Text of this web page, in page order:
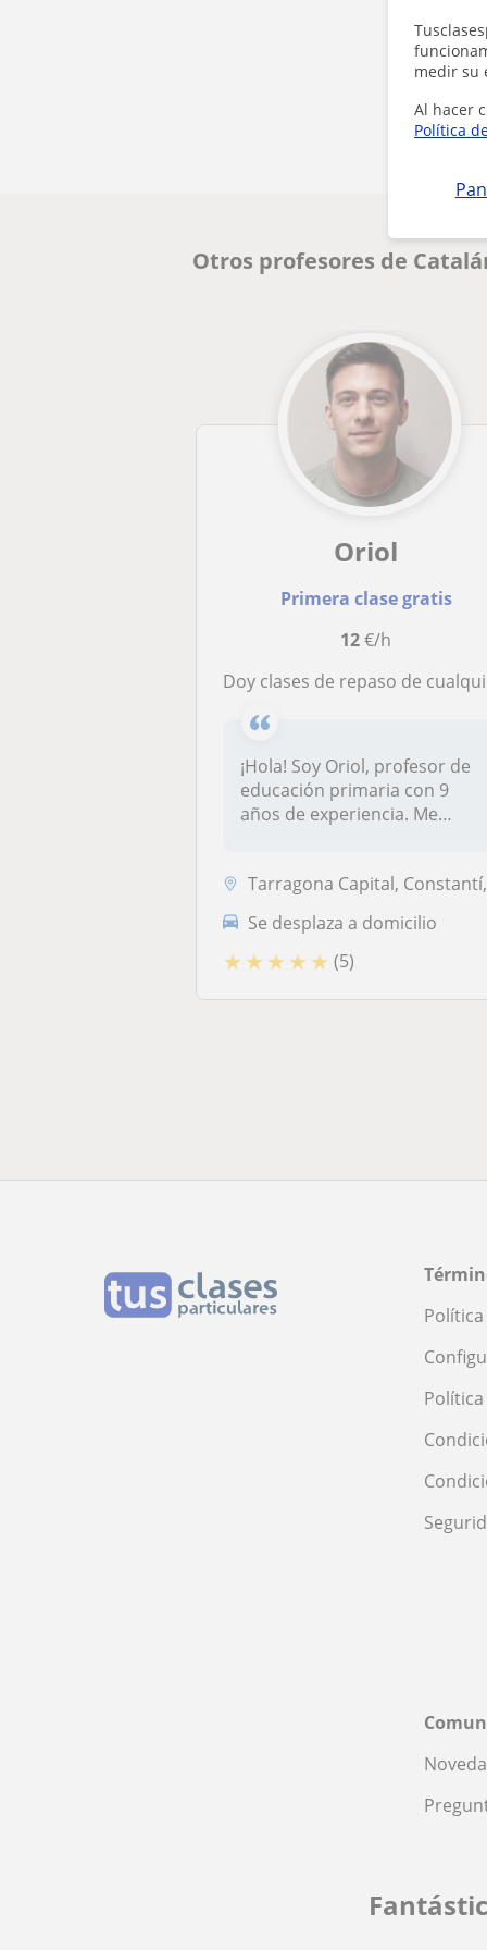
medir su
Al hacer
Política
Otros profesores de
Oriol
Primera clase gratis
12€/h
Doy clases de repaso de cualquier materia de educación primaria y hasta 3o de la ESO
¡Hola! Soy Oriol, profesor de
educación primaria con 9
años de experiencia. Me
Tarragona Capital, Constantí, Els Pallaresos, La Pobla de Mafumet
Se desplaza a domicilio
★ ★ ★ ★ ★ (5)